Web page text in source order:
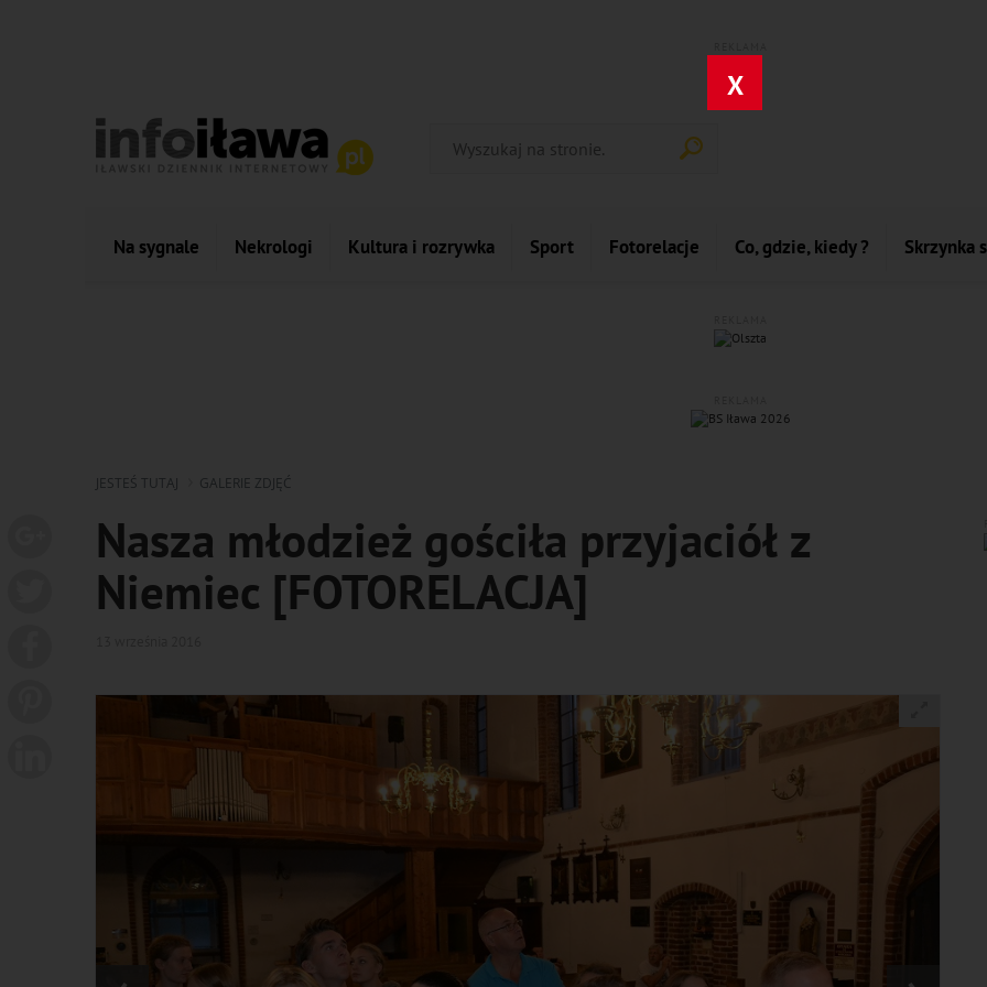
X
Na sygnale Nekrologi Kultura i rozrywka Sport Fotorelacje Co, gdzie, kiedy ? Skrzynka
JESTEŚ TUTAJ GALERIE ZDJĘĆ
Nasza młodzież gościła przyjaciół z
Niemiec [FOTORELACJA]